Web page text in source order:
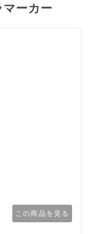
ーカー
この商品を見る